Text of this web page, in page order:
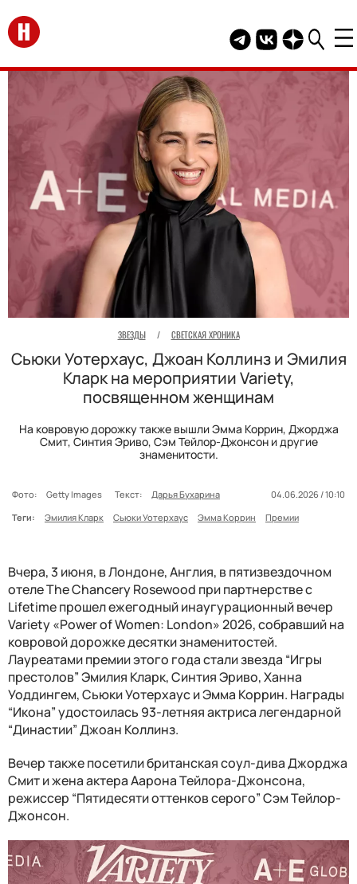
Перейти на главную
Telegram канал
Группа HELLO
Канал
ЗВЕЗДЫ / СВЕТСКАЯ ХРОНИКА
Сьюки Уотерхаус, Джоан Коллинз и Эмилия
Кларк на мероприятии Variety,
посвященном женщинам
На ковровую дорожку также вышли Эмма Коррин, Джорджа
Смит, Синтия Эриво, Сэм Тейлор-Джонсон и другие
знаменитости.
Фото: Getty Images Текст: Дарья Бухарина
04.06.2026 / 10:10
Теги:
Эмилия Кларк Сьюки Уотерхаус Эмма Коррин Премии
Вчера, 3 июня, в Лондоне, Англия, в пятизвездочном
отеле The Chancery Rosewood при партнерстве с
Lifetime прошел ежегодный инаугурационный вечер
Variety «Power of Women: London» 2026, собравший на
ковровой дорожке десятки знаменитостей.
Лауреатами премии этого года стали звезда “Игры
престолов” Эмилия Кларк, Синтия Эриво, Ханна
Уоддингем, Сьюки Уотерхаус и Эмма Коррин. Награды
“Икона” удостоилась 93-летняя актриса легендарной
“Династии” Джоан Коллинз.
Вечер также посетили британская соул-дива Джорджа
Смит и жена актера Аарона Тейлора-Джонсона,
режиссер “Пятидесяти оттенков серого” Сэм Тейлор-
Джонсон.